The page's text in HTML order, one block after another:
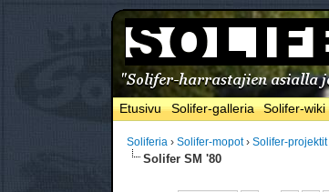
Etusivu Solifer-galleria Solifer-wiki
Soliferia ›Solifer-mopot›Solifer-projektit
Solifer SM '80